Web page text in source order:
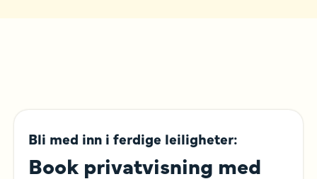
Bli med inn i ferdige leiligheter:
Book privatvisning med